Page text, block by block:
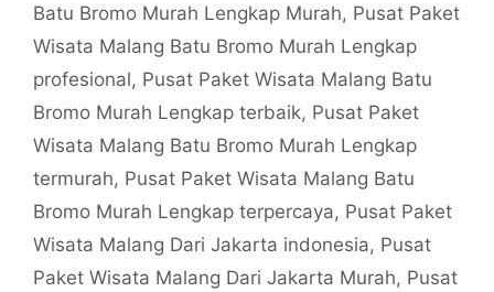
Batu Bromo Murah Lengkap Murah, Pusat Paket
Wisata Malang Batu Bromo Murah Lengkap
profesional, Pusat Paket Wisata Malang Batu
Bromo Murah Lengkap terbaik, Pusat Paket
Wisata Malang Batu Bromo Murah Lengkap
termurah, Pusat Paket Wisata Malang Batu
Bromo Murah Lengkap terpercaya, Pusat Paket
Wisata Malang Dari Jakarta indonesia, Pusat
Paket Wisata Malang Dari Jakarta Murah, Pusat